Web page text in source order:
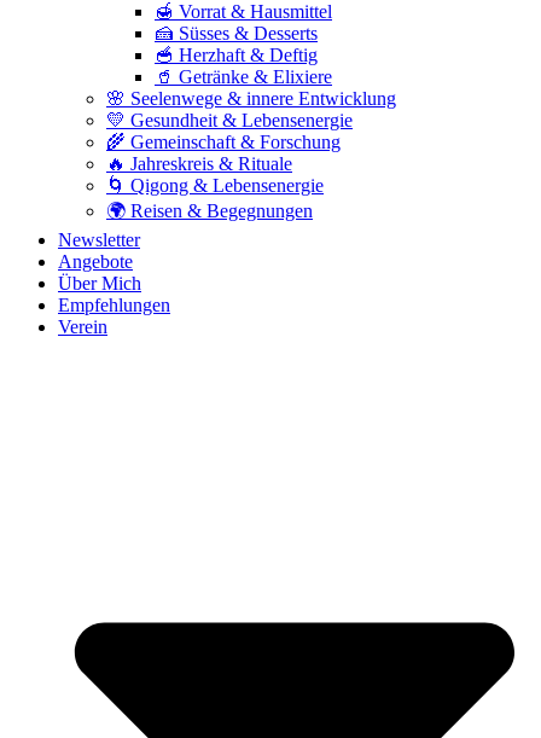
🍯 Vorrat & Hausmittel
🍰 Süsses & Desserts
🥣 Herzhaft & Deftig
🥤 Getränke & Elixiere
🌸 Seelenwege & innere Entwicklung
💛 Gesundheit & Lebensenergie
🌾 Gemeinschaft & Forschung
🔥 Jahreskreis & Rituale
🌀 Qigong & Lebensenergie
🌍 Reisen & Begegnungen
Newsletter
Angebote
Über Mich
Empfehlungen
Verein